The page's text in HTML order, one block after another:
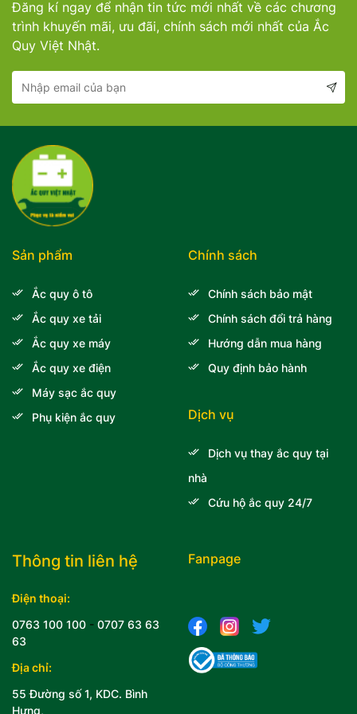
Mercedes-
BMW
Đồng Nai -
Đăng kí ngay để nhận tin tức mới nhất về các chương
trình khuyến mãi, ưu đãi, chính sách mới nhất của Ắc
Quy Việt Nhật.
Thông tin liên hệ
Điện thoại:
0763 100 100 - 0707 63 63
63
Địa chỉ:
55 Đường số 1, KDC. Bình
Hưng,
Sản phẩm
Ắc quy ô tô
Ắc quy xe tải
Ắc quy xe máy
Ắc quy xe điện
Máy sạc ắc quy
Phụ kiện ắc quy
Chính sách
Chính sách bảo mật
Chính sách đổi trả hàng
Hướng dẫn mua hàng
Quy định bảo hành
Dịch vụ
Dịch vụ thay ắc quy tại
nhà
Cứu hộ ắc quy 24/7
Fanpage